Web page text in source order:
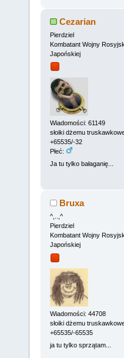
Cezarian
Pierdziel
Kombatant Wojny
Japońskiej
Wiadomości: 61149
słoiki dżemu
+65535/-32
Płeć:
Ja tu tylko bałaganię...
Bruxa
^,..,^
Pierdziel
Kombatant Wojny
Japońskiej
Wiadomości: 44708
słoiki dżemu
+65535/-65535
ja tu tylko sprzątam...